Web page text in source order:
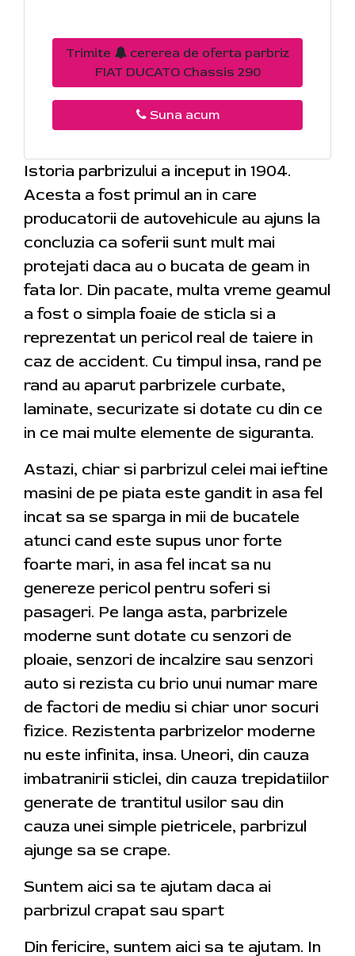
Trimite
cererea de oferta parbriz
FIAT DUCATO Chassis 290
Suna acum
Istoria parbrizului a inceput in 1904.
Acesta a fost primul an in care
producatorii de autovehicule au ajuns la
concluzia ca soferii sunt mult mai
protejati daca au o bucata de geam in
fata lor. Din pacate, multa vreme geamul
a fost o simpla foaie de sticla si a
reprezentat un pericol real de taiere in
caz de accident. Cu timpul insa, rand pe
rand au aparut parbrizele curbate,
laminate, securizate si dotate cu din ce
in ce mai multe elemente de siguranta.
Astazi, chiar si parbrizul celei mai ieftine
masini de pe piata este gandit in asa fel
incat sa se sparga in mii de bucatele
atunci cand este supus unor forte
foarte mari, in asa fel incat sa nu
genereze pericol pentru soferi si
pasageri. Pe langa asta, parbrizele
moderne sunt dotate cu senzori de
ploaie, senzori de incalzire sau senzori
auto si rezista cu brio unui numar mare
de factori de mediu si chiar unor socuri
fizice. Rezistenta parbrizelor moderne
nu este infinita, insa. Uneori, din cauza
imbatranirii sticlei, din cauza trepidatiilor
generate de trantitul usilor sau din
cauza unei simple pietricele, parbrizul
ajunge sa se crape.
Suntem aici sa te ajutam daca ai
parbrizul crapat sau spart
Din fericire, suntem aici sa te ajutam. In